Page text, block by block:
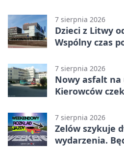
7 sierpnia 2026
Dzieci z Litwy
Wspólny czas
7 sierpnia 2026
Nowy asfalt na
Kierowców
7 sierpnia 2026
Zelów szykuje
wydarzenia.